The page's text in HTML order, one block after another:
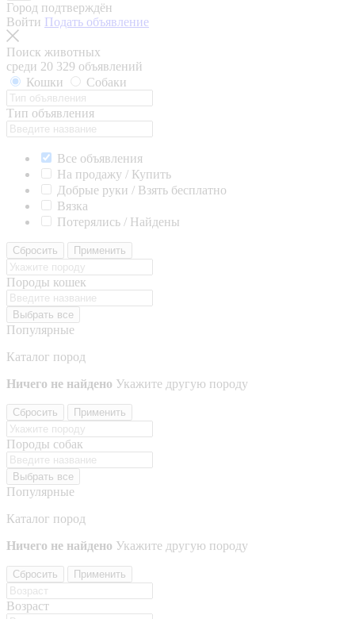
Город подтверждён
Войти Подать объявление
Поиск животных
среди 20 329 объявлений
Кошки
Собаки
Тип объявления
Все объявления
На продажу / Купить
Добрые руки / Взять бесплатно
Вязка
Потерялись / Найдены
Сбросить Применить
Породы кошек
Выбрать все
Популярные
Каталог пород
Ничего не найдено Укажите другую породу
Сбросить Применить
Породы собак
Выбрать все
Популярные
Каталог пород
Ничего не найдено Укажите другую породу
Сбросить Применить
Возраст